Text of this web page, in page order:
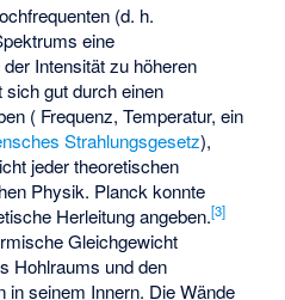
(d. h.
eine
Intensität zu höheren
sich gut durch einen
( Frequenz,Temperatur,ein
Strahlungsgesetz),
jeder theoretischen
Physik. Planck konnte
Herleitung angeben.[3]
Gleichgewicht
Hohlraums und den
in seinem Innern. Die Wände